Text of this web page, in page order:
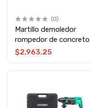
(0)
Martillo demoledor
rompedor de concreto
13460 Adir
$2,963.25